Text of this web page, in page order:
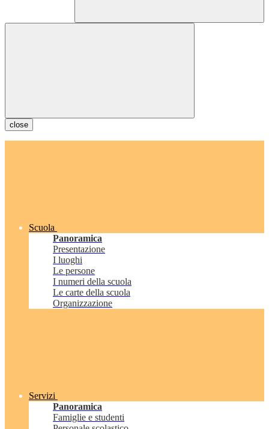
close
Scuola
Panoramica
Presentazione
I luoghi
Le persone
I numeri della scuola
Le carte della scuola
Organizzazione
Servizi
Panoramica
Famiglie e studenti